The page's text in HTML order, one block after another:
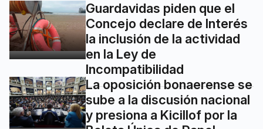
Guardavidas piden que el
Concejo declare de Interés
la inclusión de la actividad
en la Ley de
Incompatibilidad
La oposición bonaerense se
sube a la discusión nacional
y presiona a Kicillof por la